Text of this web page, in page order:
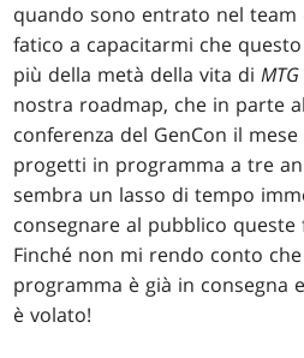
quando sono entrato nel team
fatico a capacitarmi che
più della metà della vita di
nostra roadmap, che in parte
conferenza del GenCon il
progetti in programma a tre
sembra un lasso di tempo
consegnare al pubblico
Finché non mi rendo conto
programma è già in consegna
è volato!